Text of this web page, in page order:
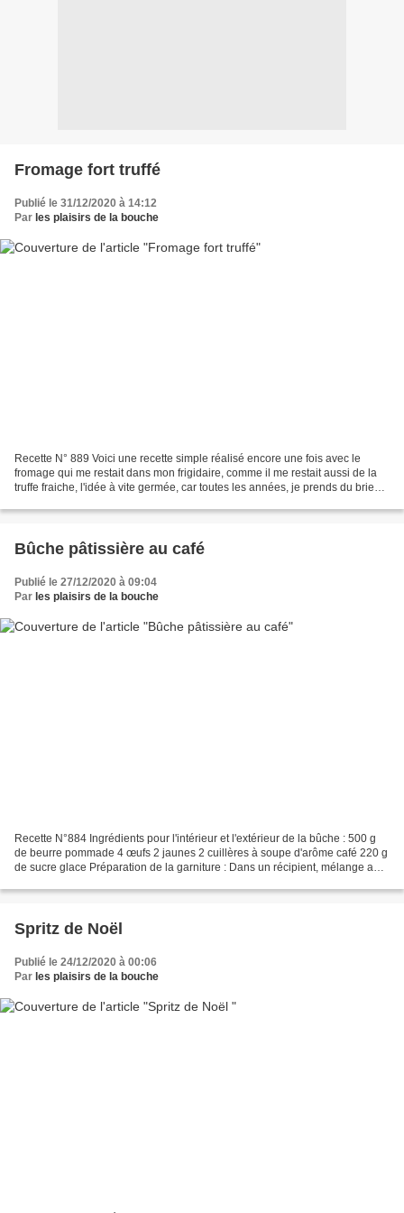
Fromage fort truffé
Publié le 31/12/2020 à 14:12
Par les plaisirs de la bouche
Recette N° 889 Voici une recette simple réalisé encore une fois avec le
fromage qui me restait dans mon frigidaire, comme il me restait aussi de la
truffe fraiche, l'idée à vite germée, car toutes les années, je prends du brie
Bûche pâtissière au café
Publié le 27/12/2020 à 09:04
Par les plaisirs de la bouche
Recette N°884 Ingrédients pour l'intérieur et l'extérieur de la bûche : 500 g
de beurre pommade 4 œufs 2 jaunes 2 cuillères à soupe d'arôme café 220 g
de sucre glace Préparation de la garniture : Dans un récipient, mélange au
Spritz de Noël
Publié le 24/12/2020 à 00:06
Par les plaisirs de la bouche